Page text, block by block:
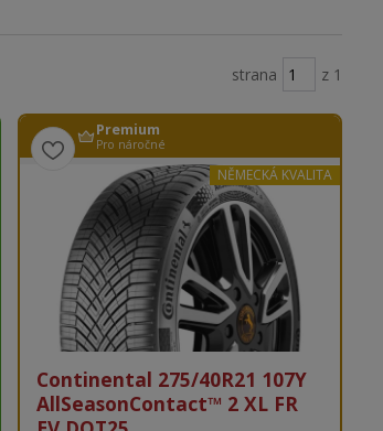
strana z 1
Premium
Pro náročné
NĚMECKÁ KVALITA
Continental 275/40R21 107Y
AllSeasonContact™ 2 XL FR